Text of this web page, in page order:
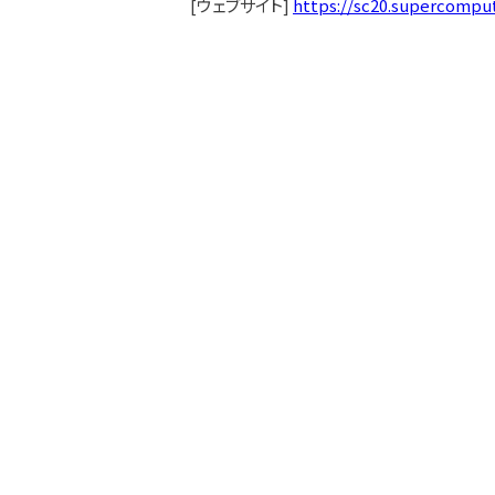
[ウェブサイト] https://